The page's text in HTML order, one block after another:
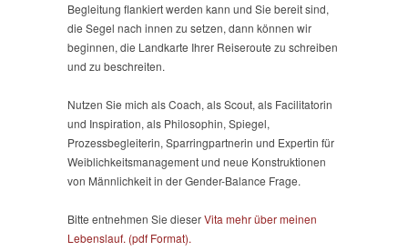
Begleitung flankiert werden kann und Sie bereit sind,
die Segel nach innen zu setzen, dann können wir
beginnen, die Landkarte Ihrer Reiseroute zu schreiben
und zu beschreiten.
Nutzen Sie mich als Coach, als Scout, als Facilitatorin
und Inspiration, als Philosophin, Spiegel,
Prozessbegleiterin, Sparringpartnerin und Expertin für
Weiblichkeitsmanagement und neue Konstruktionen
von Männlichkeit in der Gender-Balance Frage.
Bitte entnehmen Sie dieserVita mehr über meinen
Lebenslauf. (pdf Format).